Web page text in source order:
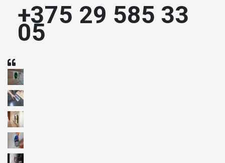
+375 29 585 33
05